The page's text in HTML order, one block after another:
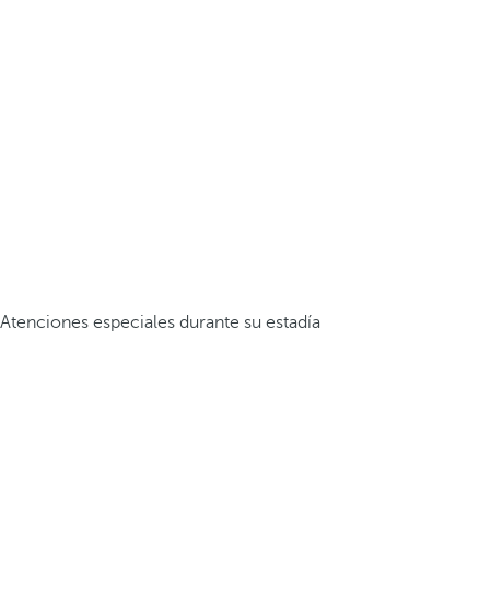
Atenciones especiales durante su estadía